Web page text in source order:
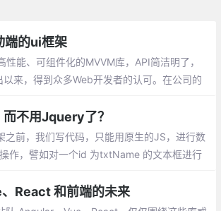
端的ui框架
性能、可组件化的MVVM库，API简洁明了，
以来，得到众多Web开发者的认可。在公司的
不用Jquery了？
之前，我们写代码，只能用原生的JS，进行数
作，譬如对一个id 为txtName 的文本框进行
然不是很好的方式。
React 和前端的未来